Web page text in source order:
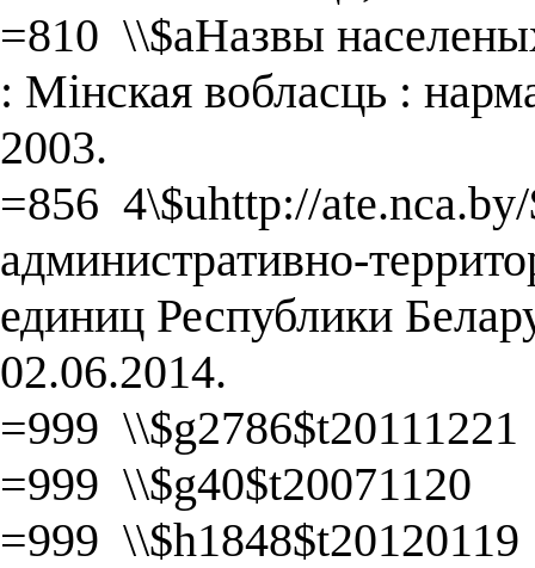
=810 \\$aНазвы
: Мінская вобласць :
2003.
=856 4\$uhttp://
административно-
единиц Республики
02.06.2014.
=999 \\$g2786$t20111221
=999 \\$g40$t20071120
=999 \\$h1848$t20120119